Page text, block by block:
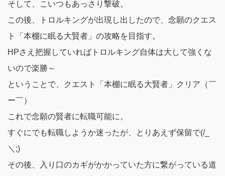
そして、こいつもあっさり撃破。
この後、トロルキングが出現し出したので、念願のクエス
ト「本棚に眠る大賢者」の攻略を目指す。
HPさえ把握していればトロルキング自体は大して強くな
いので楽勝～
ということで、
クエスト「本棚に眠る大賢者」クリア（￣
ー￣）
これで念願の賢者に転職可能に。
すぐにでも転職しようか迷ったが、とりあえず保留で(/_
＼;)
その後、入り口のカギがかかっていた方に繋がっている道